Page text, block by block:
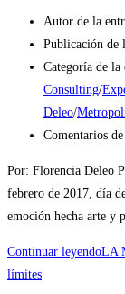
Autor de la
Publicación de
Categoría de la
Consulting/
Deleo/
Comentarios
Por: Florencia Deleo
febrero de 2017, día
emoción hecha arte y
Continuar leyendoLA
límites